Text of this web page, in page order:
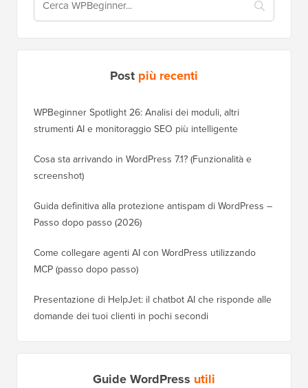
Post più recenti
WPBeginner Spotlight 26: Analisi dei moduli, altri
strumenti AI e monitoraggio SEO più intelligente
Cosa sta arrivando in WordPress 7.1? (Funzionalità e
screenshot)
Guida definitiva alla protezione antispam di WordPress –
Passo dopo passo (2026)
Come collegare agenti AI con WordPress utilizzando
MCP (passo dopo passo)
Presentazione di HelpJet: il chatbot AI che risponde alle
domande dei tuoi clienti in pochi secondi
Guide WordPress utili